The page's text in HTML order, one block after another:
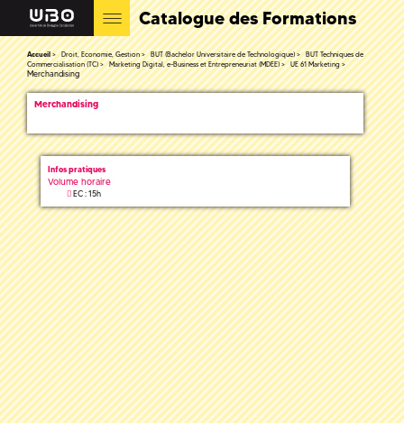
Catalogue des Formations
Accueil Droit, Economie, Gestion BUT (Bachelor Universitaire de Technologique)
BUT Techniques de
Commercialisation (TC)
Marketing Digital, e-Business et Entrepreneuriat (MDEE) UE 61 Marketing
Merchandising
Merchandising
Infos pratiques
Volume horaire
EC : 15h